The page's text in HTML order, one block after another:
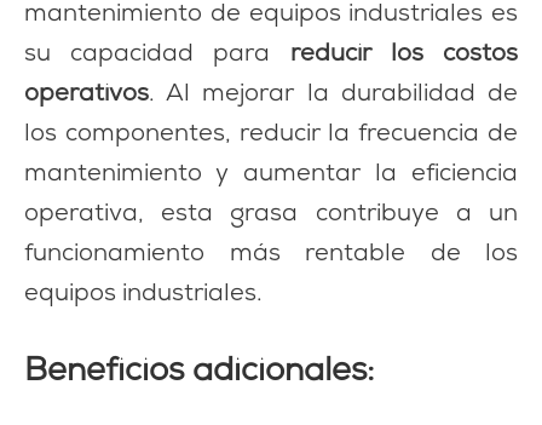
mantenimiento de equipos industriales es
su capacidad para reducir los costos
operativos. Al mejorar la durabilidad de
los componentes, reducir la frecuencia de
mantenimiento y aumentar la eficiencia
operativa, esta grasa contribuye a un
funcionamiento más rentable de los
equipos industriales.
Beneficios adicionales: